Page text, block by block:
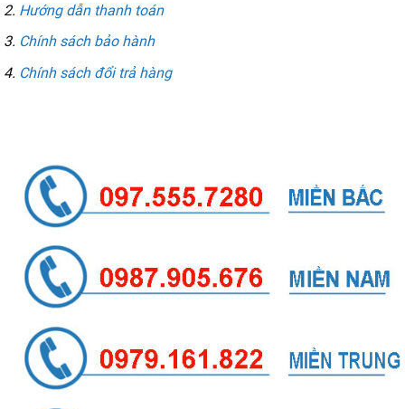
Hướng dẫn thanh toán
Chính sách bảo hành
Chính sách đổi trả hàng